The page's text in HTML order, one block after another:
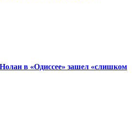
в «Одиссее» зашел «слишком